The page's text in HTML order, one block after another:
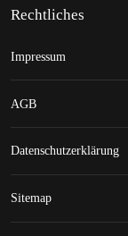
Rechtliches
Impressum
AGB
Datenschutzerklärung
Sitemap